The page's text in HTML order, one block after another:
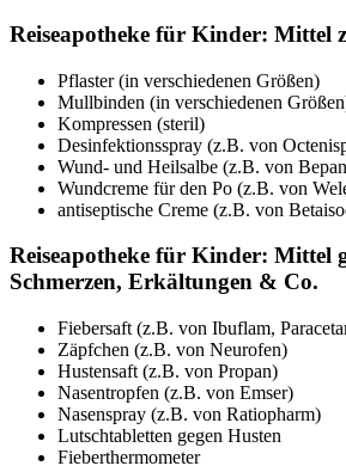
Reiseapotheke für Kinder: Mittel
Pflaster (in verschiedenen Größen)
Mullbinden (in verschiedenen
Kompressen (steril)
Desinfektionsspray (z.B. von
Wund- und Heilsalbe (z.B. von
Wundcreme für den Po (z.B. von
antiseptische Creme (z.B. von
Reiseapotheke für Kinder: Mittel
Schmerzen, Erkältungen & Co.
Fiebersaft (z.B. von Ibuflam,
Zäpfchen (z.B. von Neurofen)
Hustensaft (z.B. von Propan)
Nasentropfen (z.B. von Emser)
Nasenspray (z.B. von Ratiopharm)
Lutschtabletten gegen Husten
Fieberthermometer